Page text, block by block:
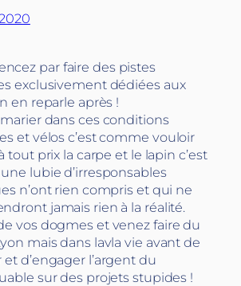
par faire des pistes
exclusivement dédiées aux
en reparle après !
dans ces conditions
et vélos c’est comme vouloir
tout prix la carpe et le lapin c’est
lubie d’irresponsables
n’ont rien compris et qui ne
jamais rien à la réalité.
vos dogmes et venez faire du
mais dans lavla vie avant de
d’engager l’argent du
sur des projets stupides !